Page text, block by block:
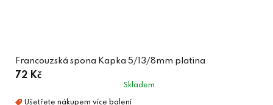
Francouzská spona Kapka 5/13/8mm platina
72 Kč
Skladem